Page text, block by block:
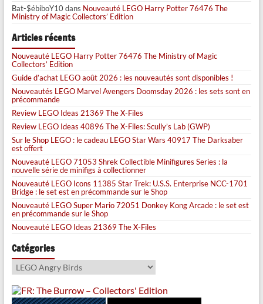
Bat-$ébiboY10dans Nouveauté LEGO Harry Potter 76476 The
Ministry of Magic Collectors’ Edition
Articles récents
Nouveauté LEGO Harry Potter 76476 The Ministry of Magic
Collectors’ Edition
Guide d’achat LEGO août 2026 : les nouveautés sont disponibles !
Nouveautés LEGO Marvel Avengers Doomsday 2026 : les sets sont en
précommande
Review LEGO Ideas 21369 The X-Files
Review LEGO Ideas 40896 The X-Files: Scully’s Lab (GWP)
Sur le Shop LEGO : le cadeau LEGO Star Wars 40917 The Darksaber
est offert
Nouveauté LEGO 71053 Shrek Collectible Minifigures Series : la
nouvelle série de minifigs à collectionner
Nouveauté LEGO Icons 11385 Star Trek: U.S.S. Enterprise NCC-1701
Bridge : le set est en précommande sur le Shop
Nouveauté LEGO Super Mario 72051 Donkey Kong Arcade : le set est
en précommande sur le Shop
Nouveauté LEGO Ideas 21369 The X-Files
Catégories
Catégories